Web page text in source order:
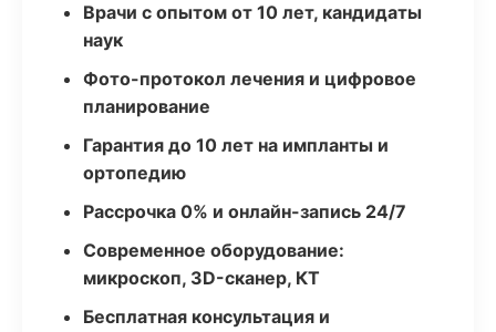
Врачи с опытом от 10 лет, кандидаты
наук
Фото-протокол лечения и цифровое
планирование
Гарантия до 10 лет на импланты и
ортопедию
Рассрочка 0% и онлайн-запись 24/7
Современное оборудование:
микроскоп, 3D-сканер, КТ
Бесплатная консультация и